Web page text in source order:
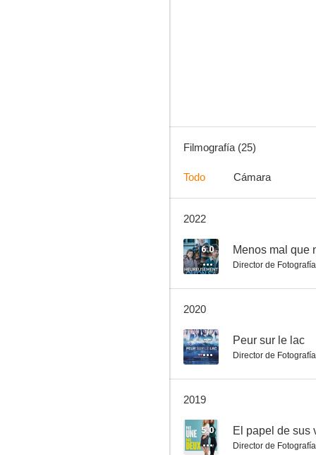
5.0
Filmografía (25)
Todo Cámara
2022
6.0 Menos mal que
Director de Fotografía
2020
-- Peur sur le lac
Director de Fotografía
2019
5.0 El papel de sus
Director de Fotografía